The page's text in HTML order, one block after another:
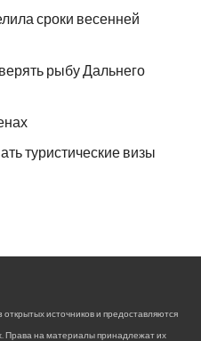
сроки весенней
рыбу Дальнего
туристические визы
источников и предоставляются
Права на материалы принадлежат их